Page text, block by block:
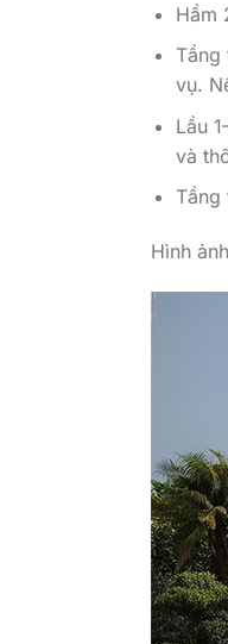
Hầm
vụ.
Lầu
và
Tầng
Hình